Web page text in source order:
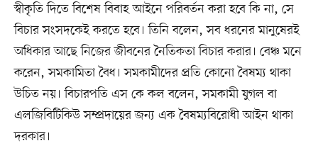
স্বীকৃতি দিতে বিশেষ বিবাহ আইনে পরিবর্তন করা হবে কি না, সে
বিচার সংসদকেই করতে হবে। তিনি বলেন, সব ধরনের মানুষেরই
অধিকার আছে নিজের জীবনের নৈতিকতা বিচার করার। বেঞ্চ মনে
করেন, সমকামিতা বৈধ। সমকামীদের প্রতি কোনো বৈষম্য থাকা
উচিত নয়। বিচারপতি এস কে কল বলেন, সমকামী যুগল বা
এলজিবিটিকিউ সম্প্রদায়ের জন্য এক বৈষম্যবিরোধী আইন থাকা
দরকার।